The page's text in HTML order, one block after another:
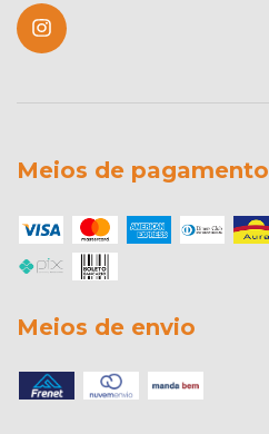
Meios de pagamento
Meios de envio